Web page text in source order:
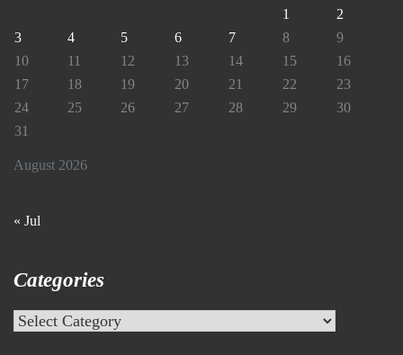
August 2026
1
2
3
4 5 6 7 8
9
10
11 12 13 14 15
16
17
18 19 20 21 22
23
24
25 26 27 28 29
30
31
« Jul
Categories
Categories